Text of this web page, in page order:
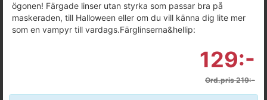
ögonen! Färgade linser utan styrka som passar bra på
maskeraden, till Halloween eller om du vill känna dig lite mer
som en vampyr till vardags.Färglinserna&hellip:
129:-
Ord.pris 219:-